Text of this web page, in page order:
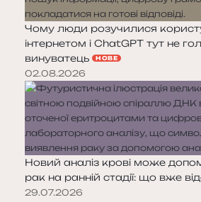
Чому люди розучилися
інтернетом і ChatGPT тут не
винуватець
НОВЕ
02.08.2026
Новий аналіз крові може
рак на ранній стадії: що вже
29.07.2026